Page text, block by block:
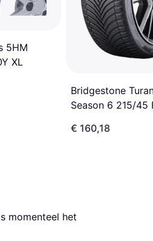
5HM
XL
Bridgestone
Season 6 215/45
€ 160,18
momenteel het